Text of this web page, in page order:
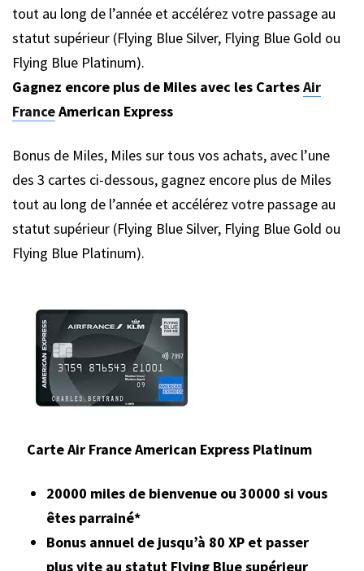
tout au long de l’année et accélérez votre passage au
statut supérieur (Flying Blue Silver, Flying Blue Gold ou
Flying Blue Platinum).
Gagnez encore plus de Miles avec les CartesAir
FranceAmerican Express
Bonus de Miles, Miles sur tous vos achats, avec l’une
des 3 cartes ci-dessous, gagnez encore plus de Miles
tout au long de l’année et accélérez votre passage au
statut supérieur (Flying Blue Silver, Flying Blue Gold ou
Flying Blue Platinum).
Carte Air France American Express Platinum
20000 miles de bienvenue ou 30000 si vous
êtes parrainé*
Bonus annuel de jusqu’à 80 XP et passer
plus vite au statut Flying Blue supérieur